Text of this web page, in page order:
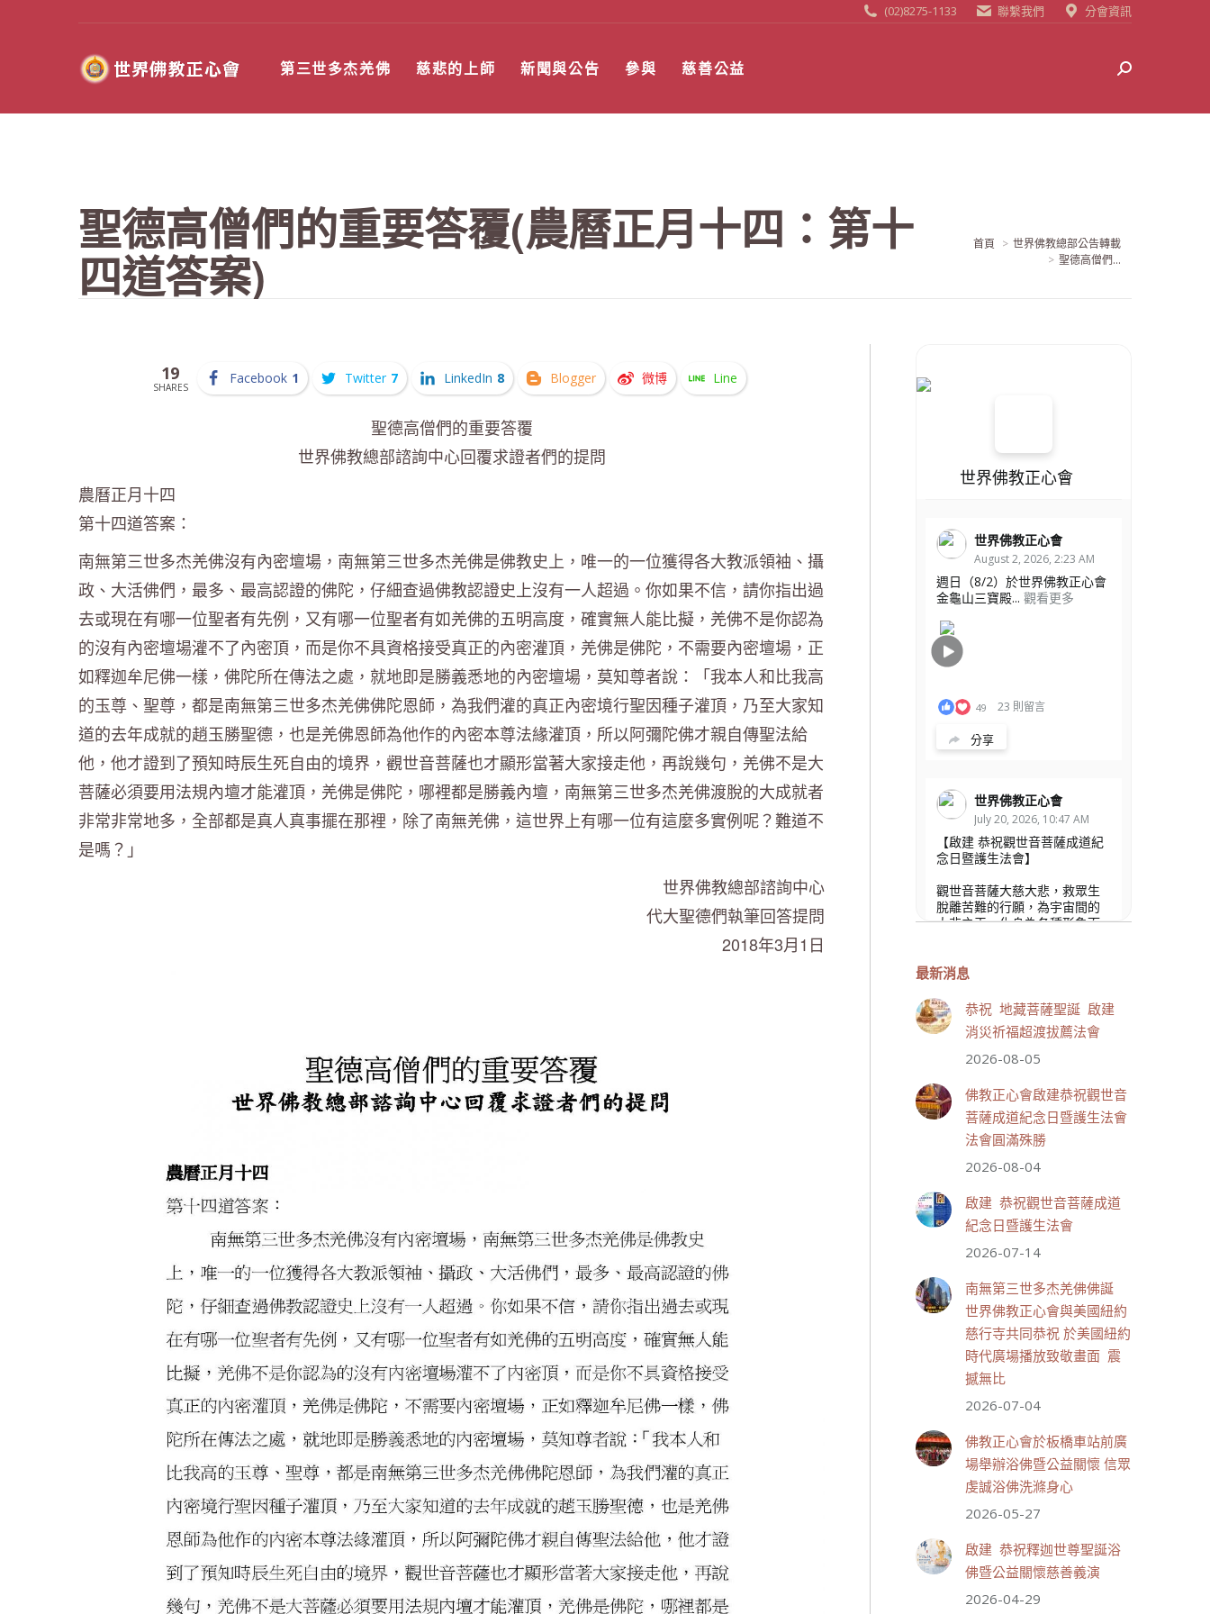
(02)8275-1133 聯繫我們 分會資訊
第三世多杰羌佛 慈悲的上師 新聞與公告 參與 慈善公益 Search:
聖德高僧們的重要答覆(農曆正月十四：第十
四道答案) 當前位置:
首頁
世界佛教總部公告轉載
聖德高僧們...
19
SHARES
Facebook 1 Twitter 7 LinkedIn 8 Blogger 微博 Line
聖德高僧們的重要答覆
世界佛教總部諮詢中心回覆求證者們的提問
農曆正月十四
第十四道答案：
南無第三世多杰羌佛沒有內密壇場，南無第三世多杰羌佛是佛教史上，唯一的一位獲得各大教派領袖、攝
政、大活佛們，最多、最高認證的佛陀，仔細查過佛教認證史上沒有一人超過。你如果不信，請你指出過
去或現在有哪一位聖者有先例，又有哪一位聖者有如羌佛的五明高度，確實無人能比擬，羌佛不是你認為
的沒有內密壇場灌不了內密頂，而是你不具資格接受真正的內密灌頂，羌佛是佛陀，不需要內密壇場，正
如釋迦牟尼佛一樣，佛陀所在傳法之處，就地即是勝義悉地的內密壇場，莫知尊者說：「我本人和比我高
的玉尊、聖尊，都是南無第三世多杰羌佛佛陀恩師，為我們灌的真正內密境行聖因種子灌頂，乃至大家知
道的去年成就的趙玉勝聖德，也是羌佛恩師為他作的內密本尊法緣灌頂，所以阿彌陀佛才親自傳聖法給
他，他才證到了預知時辰生死自由的境界，觀世音菩薩也才顯形當著大家接走他，再說幾句，羌佛不是大
菩薩必須要用法規內壇才能灌頂，羌佛是佛陀，哪裡都是勝義內壇，南無第三世多杰羌佛渡脫的大成就者
非常非常地多，全部都是真人真事擺在那裡，除了南無羌佛，這世界上有哪一位有這麼多實例呢？難道不
是嗎？」
世界佛教總部諮詢中心
代大聖德們執筆回答提問
2018年3月1日
世界佛教正心會
世界佛教正心會
August 2, 2026, 2:23 AM
週日（8/2）於世界佛教正心會
金龜山三寶殿... 觀看更多
49 23 則留言
分享
世界佛教正心會
July 20, 2026, 10:47 AM
【啟建 恭祝觀世音菩薩成道紀
念日暨護生法會】
觀世音菩薩大慈大悲，救眾生
脫離苦難的行願，為宇宙間的
大悲之王，化身為各種形象而
身，農曆6月19日為觀世音菩薩
文殊院、財神會館、桃園金龜
山三寶殿將在8月1日(星期六)於
金龜山三寶殿聯合啟建「恭祝...
觀看更多
111 33 則留言
分享
世界佛教正心會
週日（7/19）將於世界佛教正
心會金龜山三寶殿... 觀看更多
分享
世界佛教正心會
週日（7/19）將於世界佛教正
心會金龜山三寶殿... 觀看更多
最新消息
恭祝 地藏菩薩聖誕 啟建
消災祈福超渡拔薦法會
2026-08-05
佛教正心會啟建恭祝觀世音
菩薩成道紀念日暨護生法會
法會圓滿殊勝
2026-08-04
啟建 恭祝觀世音菩薩成道
紀念日暨護生法會
2026-07-14
南無第三世多杰羌佛佛誕
世界佛教正心會與美國紐約
慈行寺共同恭祝 於美國紐約
時代廣場播放致敬畫面 震
撼無比
2026-07-04
佛教正心會於板橋車站前廣
場舉辦浴佛暨公益關懷 信眾
虔誠浴佛洗滌身心
2026-05-27
啟建 恭祝釋迦世尊聖誕浴
佛暨公益關懷慈善義演
2026-04-29